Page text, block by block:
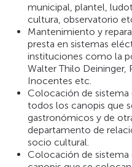
municipal, plantel,
cultura, observatorio
Mantenimiento y
presta en sistemas
instituciones como la
Walter Thilo Deininger,
Inocentes etc.
Colocación de
todos los canopis que
gastronómicos y de
departamento de
socio cultural.
Colocación de